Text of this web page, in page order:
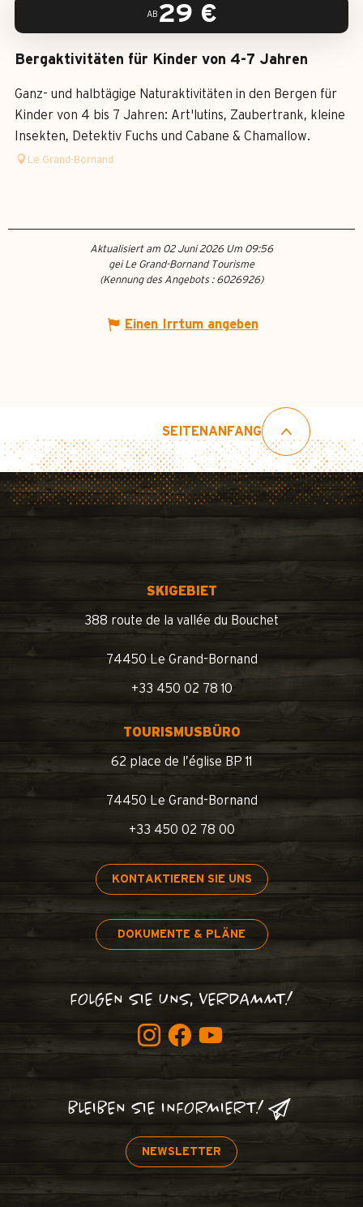
AB 29 €
Bergaktivitäten für Kinder von 4-7 Jahren
Ganz- und halbtägige Naturaktivitäten in den Bergen für
Kinder von 4 bis 7 Jahren: Art'lutins, Zaubertrank, kleine
Insekten, Detektiv Fuchs und Cabane & Chamallow.
Le Grand-Bornand
Aktualisiert am 02 Juni 2026 Um 09:56
gei Le Grand-Bornand Tourisme
(Kennung des Angebots : 6026926)
Einen Irrtum angeben
SEITENANFANG
SKIGEBIET
388 route de la vallée du Bouchet
74450 Le Grand-Bornand
+33 450 02 78 10
TOURISMUSBÜRO
62 place de l’église BP 11
74450 Le Grand-Bornand
+33 450 02 78 00
KONTAKTIEREN SIE UNS
DOKUMENTE & PLÄNE
FOLGEN SIE UNS, VERDAMMT!
BLEIBEN SIE INFORMIERT!
NEWSLETTER